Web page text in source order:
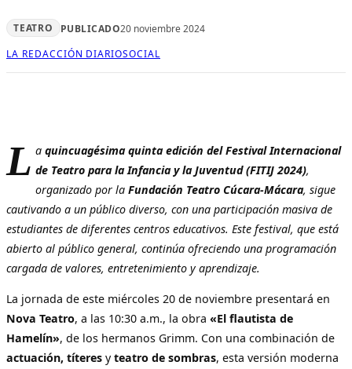
TEATRO PUBLICADO20 noviembre 2024
LA REDACCIÓN DIARIOSOCIAL
L aquincuagésima quinta edición del Festival Internacional
de Teatro para la Infancia y la Juventud (FITIJ 2024),
organizado por laFundación Teatro Cúcara-Mácara, sigue
cautivando a un público diverso, con una participación masiva de
estudiantes de diferentes centros educativos. Este festival, que está
abierto al público general, continúa ofreciendo una programación
cargada de valores, entretenimiento y aprendizaje.
La jornada de este miércoles 20 de noviembre presentará en
Nova Teatro, a las 10:30 a.m., la obra «El flautista de
Hamelín», de los hermanos Grimm. Con una combinación de
actuación, títeres yteatro de sombras, esta versión moderna